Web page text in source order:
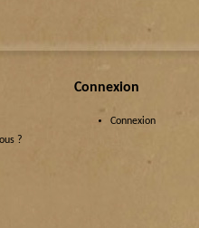
?
Connexion
Connexion